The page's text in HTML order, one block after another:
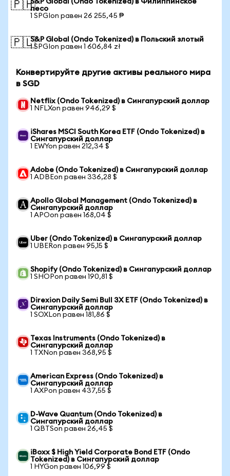
🇵🇭S&P Global (Ondo Tokenized) в Филиппинское
песо
1 SPGIon равен 26 255,45 ₱
🇵🇱S&P Global (Ondo Tokenized) в Польский злотый
1 SPGIon равен 1 606,84 zł
Конвертируйте другие активы реального мира
в SGD
Netflix (Ondo Tokenized) в Сингапурский доллар
1 NFLXon равен 946,29 $
iShares MSCI South Korea ETF (Ondo Tokenized) в
Сингапурский доллар
1 EWYon равен 212,34 $
Adobe (Ondo Tokenized) в Сингапурский доллар
1 ADBEon равен 336,28 $
Apollo Global Management (Ondo Tokenized) в
Сингапурский доллар
1 APOon равен 168,04 $
Uber (Ondo Tokenized) в Сингапурский доллар
1 UBERon равен 95,15 $
Shopify (Ondo Tokenized) в Сингапурский доллар
1 SHOPon равен 190,81 $
Direxion Daily Semi Bull 3X ETF (Ondo Tokenized) в
Сингапурский доллар
1 SOXLon равен 181,86 $
Texas Instruments (Ondo Tokenized) в
Сингапурский доллар
1 TXNon равен 368,95 $
American Express (Ondo Tokenized) в
Сингапурский доллар
1 AXPon равен 437,55 $
D-Wave Quantum (Ondo Tokenized) в
Сингапурский доллар
1 QBTSon равен 26,45 $
iBoxx $ High Yield Corporate Bond ETF (Ondo
Tokenized) в Сингапурский доллар
1 HYGon равен 106,99 $